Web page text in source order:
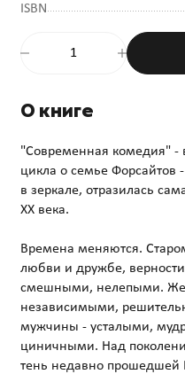
ISBN
О книге
"Современная комедия" -
цикла о семье Форсайтов
в зеркале, отразилась
ХХ века.
Времена меняются.
любви и дружбе,
смешными, нелепыми.
независимыми,
мужчины - усталыми,
циничными. Над
тень недавно